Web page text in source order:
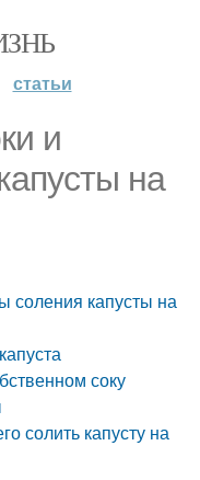
статьи
и
на
соления капусты на
соку
солить капусту на